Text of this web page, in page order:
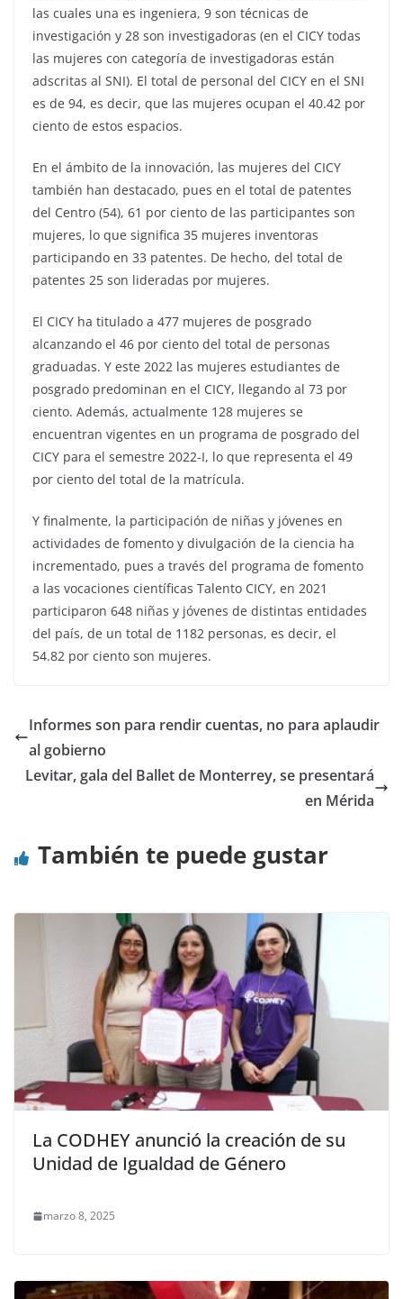
las cuales una es ingeniera, 9 son técnicas de
investigación y 28 son investigadoras (en el CICY todas
las mujeres con categoría de investigadoras están
adscritas al SNI). El total de personal del CICY en el SNI
es de 94, es decir, que las mujeres ocupan el 40.42 por
ciento de estos espacios.
En el ámbito de la innovación, las mujeres del CICY
también han destacado, pues en el total de patentes
del Centro (54), 61 por ciento de las participantes son
mujeres, lo que significa 35 mujeres inventoras
participando en 33 patentes. De hecho, del total de
patentes 25 son lideradas por mujeres.
El CICY ha titulado a 477 mujeres de posgrado
alcanzando el 46 por ciento del total de personas
graduadas. Y este 2022 las mujeres estudiantes de
posgrado predominan en el CICY, llegando al 73 por
ciento. Además, actualmente 128 mujeres se
encuentran vigentes en un programa de posgrado del
CICY para el semestre 2022-I, lo que representa el 49
por ciento del total de la matrícula.
Y finalmente, la participación de niñas y jóvenes en
actividades de fomento y divulgación de la ciencia ha
incrementado, pues a través del programa de fomento
a las vocaciones científicas Talento CICY, en 2021
participaron 648 niñas y jóvenes de distintas entidades
del país, de un total de 1182 personas, es decir, el
54.82 por ciento son mujeres.
Informes son para rendir cuentas, no para aplaudir
al gobierno
Levitar, gala del Ballet de Monterrey, se presentará
en Mérida
También te puede gustar
La CODHEY anunció la creación de su
Unidad de Igualdad de Género
marzo 8, 2025